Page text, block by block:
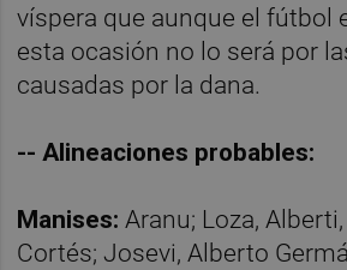
víspera que aunque el fútbol
esta ocasión no lo será por
causadas por la dana.
-- Alineaciones probables:
Manises: Aranu; Loza,
Cortés; Josevi, Alberto